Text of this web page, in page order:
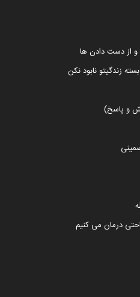
و از دست دادن ها
زندگیتو نابود نکن
و پاسخ)
درمان می کنیم